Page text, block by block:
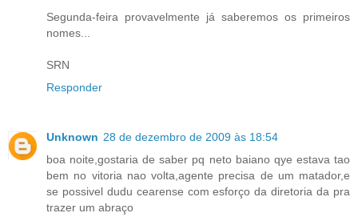
Segunda-feira provavelmente já saberemos os primeiros
nomes...
SRN
Responder
Unknown 28 de dezembro de 2009 às 18:54
boa noite,gostaria de saber pq neto baiano qye estava tao
bem no vitoria nao volta,agente precisa de um matador,e
se possivel dudu cearense com esforço da diretoria da pra
trazer um abraço